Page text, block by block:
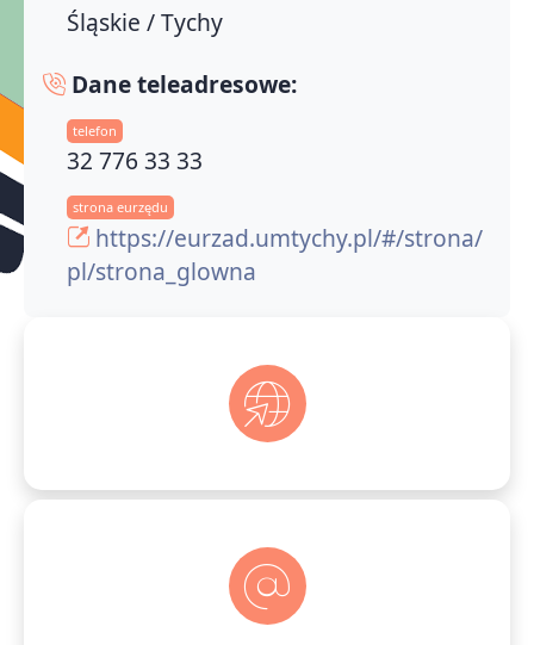
Śląskie / Tychy
Dane teleadresowe:
telefon
32 776 33 33
strona eurzędu
https://eurzad.umtychy.pl/#/strona/
pl/strona_glowna